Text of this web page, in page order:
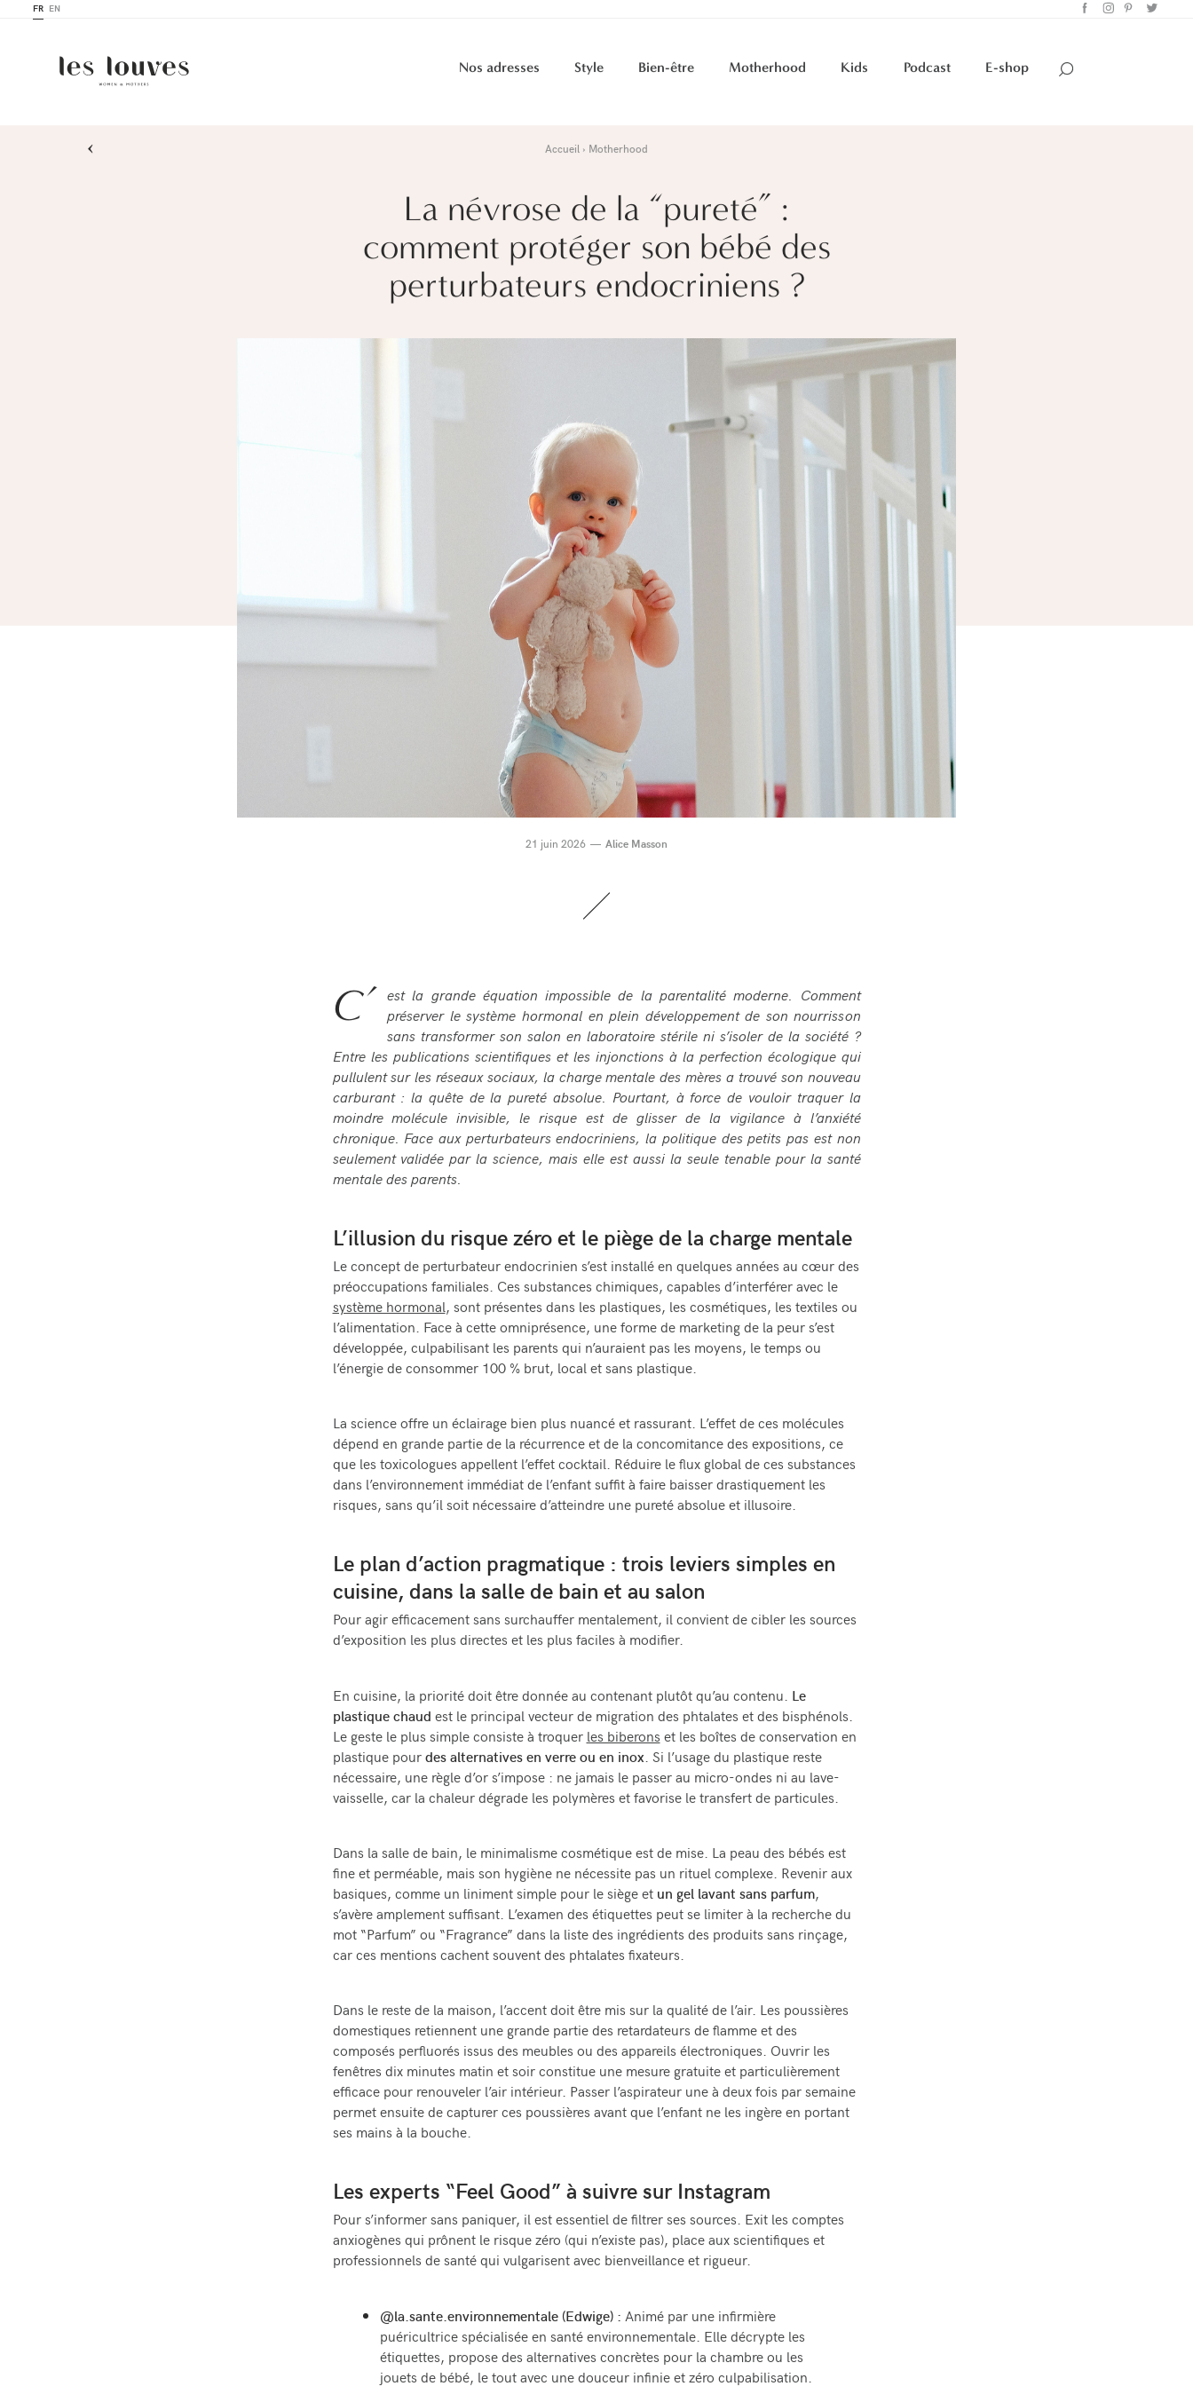
FR EN
Nos adresses Style Bien-être Motherhood Kids Podcast E-shop
› Accueil Motherhood
La névrose de la “pureté” :
comment protéger son bébé des
perturbateurs endocriniens ?
21 juin 2026 Alice Masson
C’
est la grande équation impossible de la parentalité moderne. Comment
préserver le système hormonal en plein développement de son nourrisson
sans transformer son salon en laboratoire stérile ni s’isoler de la société ?
Entre les publications scientifiques et les injonctions à la perfection écologique qui
pullulent sur les réseaux sociaux, la charge mentale des mères a trouvé son nouveau
carburant : la quête de la pureté absolue. Pourtant, à force de vouloir traquer la
moindre molécule invisible, le risque est de glisser de la vigilance à l’anxiété
chronique. Face aux perturbateurs endocriniens, la politique des petits pas est non
seulement validée par la science, mais elle est aussi la seule tenable pour la santé
mentale des parents.
L’illusion du risque zéro et le piège de la charge mentale
Le concept de perturbateur endocrinien s’est installé en quelques années au cœur des
préoccupations familiales. Ces substances chimiques, capables d’interférer avec le
système hormonal, sont présentes dans les plastiques, les cosmétiques, les textiles ou
l’alimentation. Face à cette omniprésence, une forme de marketing de la peur s’est
développée, culpabilisant les parents qui n’auraient pas les moyens, le temps ou
l’énergie de consommer 100 % brut, local et sans plastique.
La science offre un éclairage bien plus nuancé et rassurant. L’effet de ces molécules
dépend en grande partie de la récurrence et de la concomitance des expositions, ce
que les toxicologues appellent l’effet cocktail. Réduire le flux global de ces substances
dans l’environnement immédiat de l’enfant suffit à faire baisser drastiquement les
risques, sans qu’il soit nécessaire d’atteindre une pureté absolue et illusoire.
Le plan d’action pragmatique : trois leviers simples en
cuisine, dans la salle de bain et au salon
Pour agir efficacement sans surchauffer mentalement, il convient de cibler les sources
d’exposition les plus directes et les plus faciles à modifier.
En cuisine, la priorité doit être donnée au contenant plutôt qu’au contenu. Le
plastique chaud est le principal vecteur de migration des phtalates et des bisphénols.
Le geste le plus simple consiste à troquerles biberonset les boîtes de conservation en
plastique pourdes alternatives en verre ou en inox. Si l’usage du plastique reste
nécessaire, une règle d’or s’impose : ne jamais le passer au micro-ondes ni au lave-
vaisselle, car la chaleur dégrade les polymères et favorise le transfert de particules.
Dans la salle de bain, le minimalisme cosmétique est de mise. La peau des bébés est
fine et perméable, mais son hygiène ne nécessite pas un rituel complexe. Revenir aux
basiques, comme un liniment simple pour le siège et un gel lavant sans parfum,
s’avère amplement suffisant. L’examen des étiquettes peut se limiter à la recherche du
mot “Parfum” ou “Fragrance” dans la liste des ingrédients des produits sans rinçage,
car ces mentions cachent souvent des phtalates fixateurs.
Dans le reste de la maison, l’accent doit être mis sur la qualité de l’air. Les poussières
domestiques retiennent une grande partie des retardateurs de flamme et des
composés perfluorés issus des meubles ou des appareils électroniques. Ouvrir les
fenêtres dix minutes matin et soir constitue une mesure gratuite et particulièrement
efficace pour renouveler l’air intérieur. Passer l’aspirateur une à deux fois par semaine
permet ensuite de capturer ces poussières avant que l’enfant ne les ingère en portant
ses mains à la bouche.
Les experts “Feel Good” à suivre sur Instagram
Pour s’informer sans paniquer, il est essentiel de filtrer ses sources. Exit les comptes
anxiogènes qui prônent le risque zéro (qui n’existe pas), place aux scientifiques et
professionnels de santé qui vulgarisent avec bienveillance et rigueur.
@la.sante.environnementale (Edwige) : Animé par une infirmière
puéricultrice spécialisée en santé environnementale. Elle décrypte les
étiquettes, propose des alternatives concrètes pour la chambre ou les
jouets de bébé, le tout avec une douceur infinie et zéro culpabilisation.